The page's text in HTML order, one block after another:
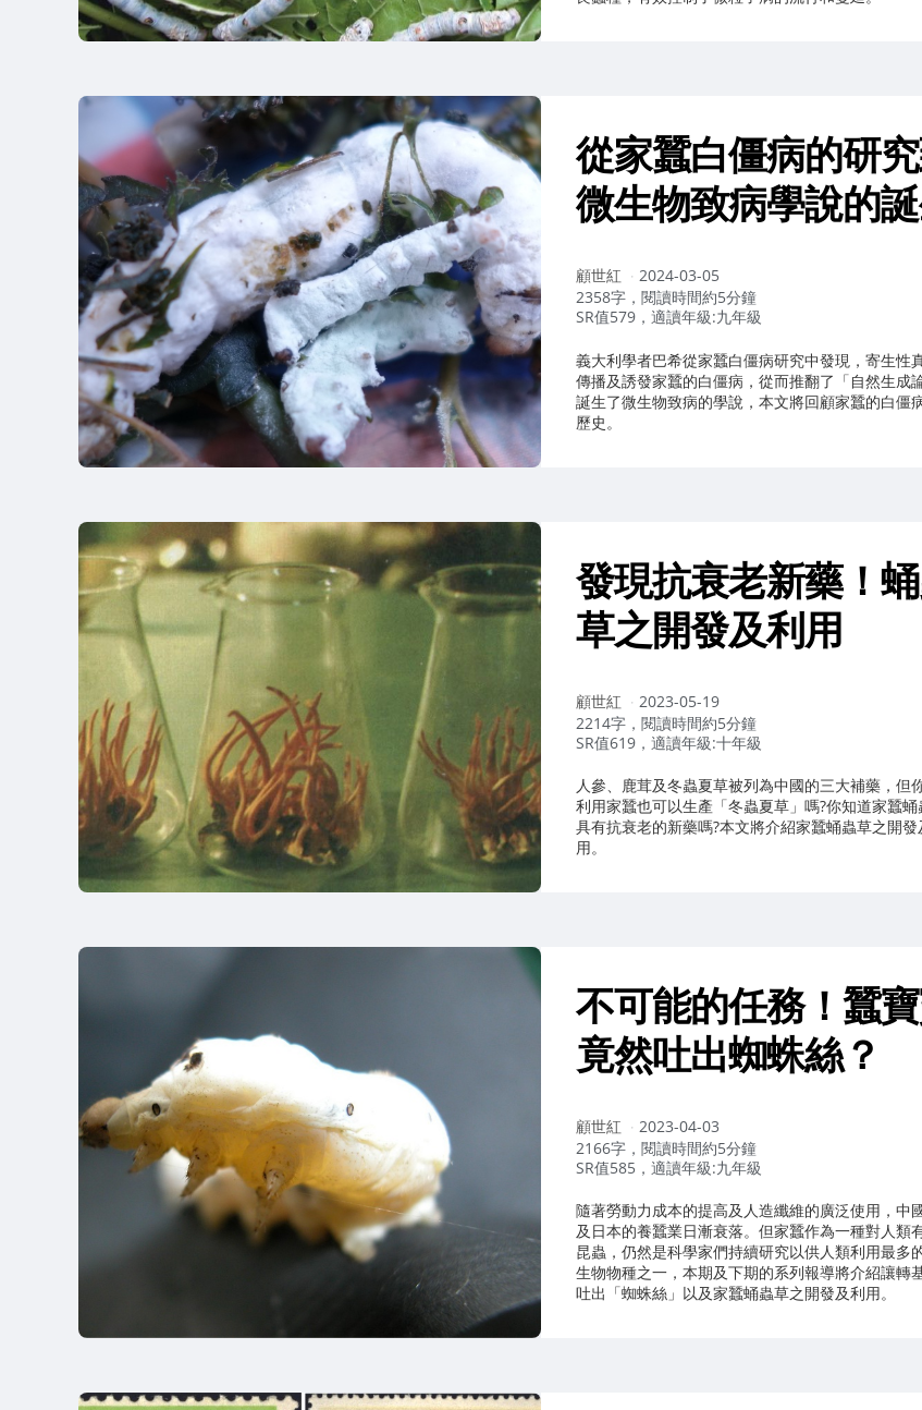
從家蠶白僵病的研究
微生物致病學說的
作
者：
顧世紅
2024-03-05
2358字，閱讀時間約5分鐘
SR值579，適讀年級:九年級
義大利學者巴希從家蠶白僵病研究中發現，寄生性
傳播及誘發家蠶的白僵病，從而推翻了「自然生成
誕生了微生物致病的學說，本文將回顧家蠶的白僵
歷史。
發現抗衰老新藥！
草之開發及利用
作
者：
顧世紅
2023-05-19
2214字，閱讀時間約5分鐘
SR值619，適讀年級:十年級
人參、鹿茸及冬蟲夏草被列為中國的三大補藥，但
利用家蠶也可以生產「冬蟲夏草」嗎?你知道家蠶蛹
具有抗衰老的新藥嗎?本文將介紹家蠶蛹蟲草之開發
用。
不可能的任務！蠶
竟然吐出蜘蛛絲？
作
者：
顧世紅
2023-04-03
2166字，閱讀時間約5分鐘
SR值585，適讀年級:九年級
隨著勞動力成本的提高及人造纖維的廣泛使用，中
及日本的養蠶業日漸衰落。但家蠶作為一種對人類
昆蟲，仍然是科學家們持續研究以供人類利用最多
生物物種之一，本期及下期的系列報導將介紹讓轉
吐出「蜘蛛絲」以及家蠶蛹蟲草之開發及利用。